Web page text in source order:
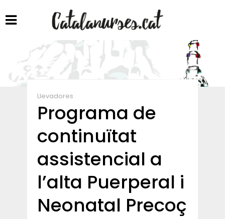
Compartir
Llevadores
Programa de
continuïtat
assistencial a
l’alta Puerperal i
Neonatal Precoç